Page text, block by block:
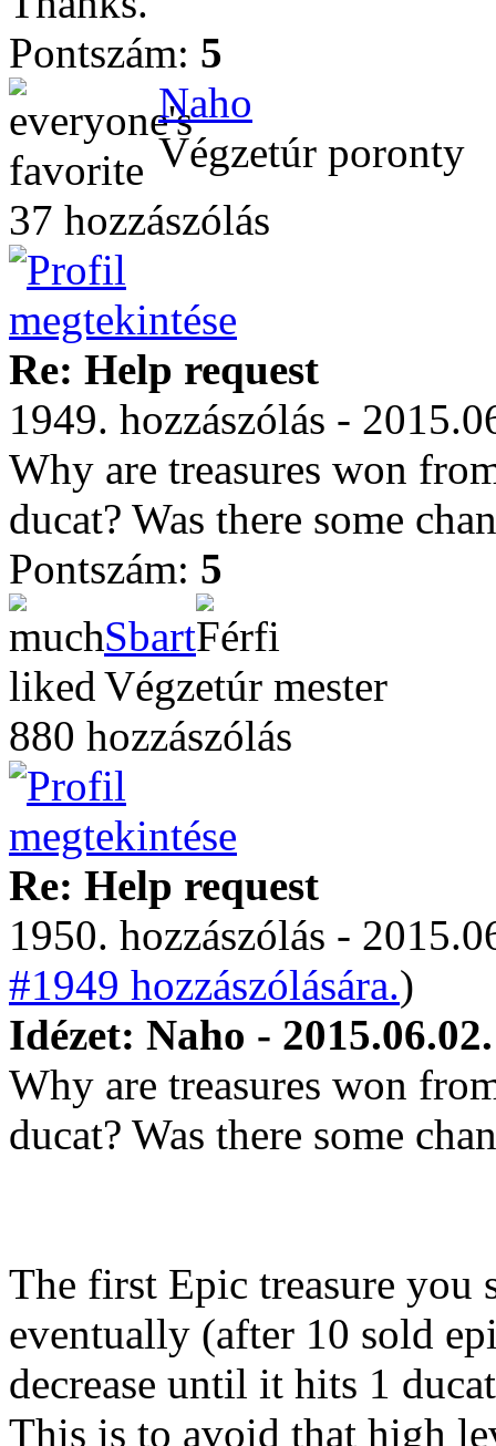
Pontszám: 5
Naho
Végzetúr poronty
37 hozzászólás
Re: Help request
1949. hozzászólás -
Why are treasures won
ducat? Was there some
Pontszám: 5
Sbart
Végzetúr mester
880 hozzászólás
Re: Help request
1950. hozzászólás -
#1949 hozzászólására.)
Idézet: Naho -
Why are treasures won
ducat? Was there some
The first Epic treasure
eventually (after 10 sold
decrease until it hits 1
This is to avoid that high